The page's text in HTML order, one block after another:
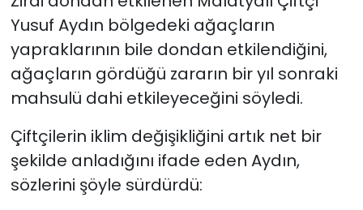
Yusuf Aydın bölgedeki ağaçların
yapraklarının bile dondan etkilendiğini,
ağaçların gördüğü zararın bir yıl sonraki
mahsulü dahi etkileyeceğini söyledi.
Çiftçilerin iklim değişikliğini artık net bir
şekilde anladığını ifade eden Aydın,
sözlerini şöyle sürdürdü: